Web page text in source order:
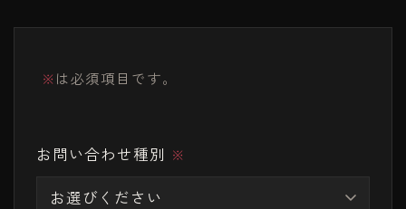
※は必須項目です。
お問い合わせ種別 ※